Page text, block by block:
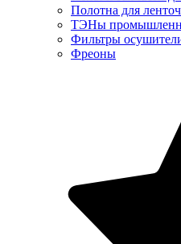
Полотна для
ТЭНы
Фильтры
Фреоны